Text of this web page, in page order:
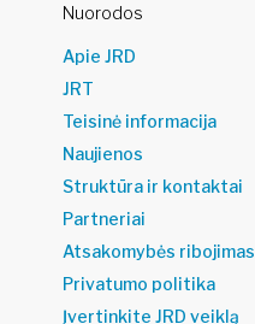
Nuorodos
Apie JRD
JRT
Teisinė informacija
Naujienos
Struktūra ir kontaktai
Partneriai
Atsakomybės ribojimas
Privatumo politika
Įvertinkite JRD veiklą